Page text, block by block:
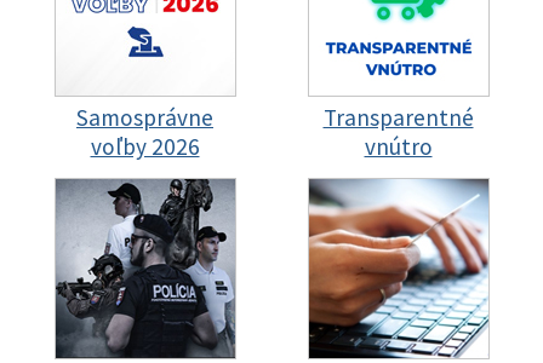
Samosprávne
voľby 2026
Transparentné
vnútro